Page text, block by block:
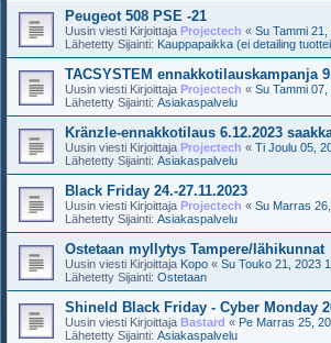
Peugeot 508 PSE -21
Uusin viesti Kirjoittaja Projectech « Su Tammi
Lähetetty Sijainti: Kauppapaikka (ei detailing
TACSYSTEM ennakkotilauskampanja
Uusin viesti Kirjoittaja Projectech « Su Tammi
Lähetetty Sijainti: Asiakaspalvelu
Kränzle-ennakkotilaus 6.12.2023
Uusin viesti Kirjoittaja Projectech « Ti Joulu 05,
Lähetetty Sijainti: Asiakaspalvelu
Black Friday 24.-27.11.2023
Uusin viesti Kirjoittaja Projectech « Su Marras
Lähetetty Sijainti: Asiakaspalvelu
Ostetaan myllytys Tampere/lähikunnat
Uusin viesti Kirjoittaja Kopo « Su Touko 21, 2023
Lähetetty Sijainti: Ostetaan
Shineld Black Friday - Cyber Monday
Uusin viesti Kirjoittaja Bastard « Pe Marras 25,
Lähetetty Sijainti: Asiakaspalvelu